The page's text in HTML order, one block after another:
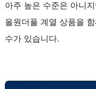
아주 높은 수준은 아니
올원더풀 계열 상품을
수가 있습니다.